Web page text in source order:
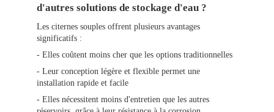
d'autres solutions de stockage d'eau ?
Les citernes souples offrent plusieurs avantages
significatifs :
- Elles coûtent moins cher que les options traditionnelles
- Leur conception légère et flexible permet une
installation rapide et facile
- Elles nécessitent moins d'entretien que les autres